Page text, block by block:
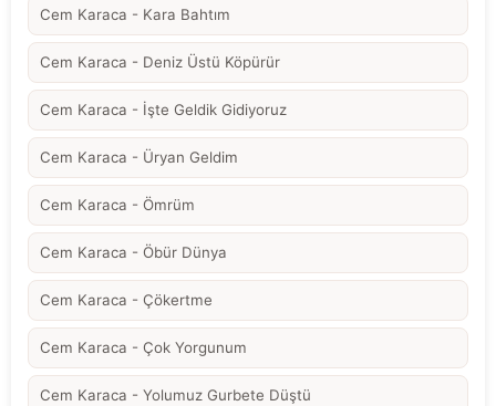
Cem Karaca - Kara Bahtım
Cem Karaca - Deniz Üstü Köpürür
Cem Karaca - İşte Geldik Gidiyoruz
Cem Karaca - Üryan Geldim
Cem Karaca - Ömrüm
Cem Karaca - Öbür Dünya
Cem Karaca - Çökertme
Cem Karaca - Çok Yorgunum
Cem Karaca - Yolumuz Gurbete Düştü